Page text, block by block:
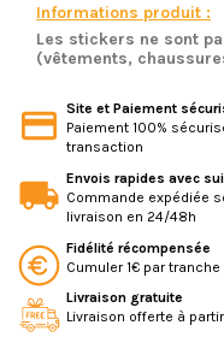
Informations produit :
Les stickers ne sont
(vêtements,
Site et Paiement
Paiement 100%
transaction
Envois rapides avec
Commande expédiée
livraison en 24/48h
Fidélité récompensée
Cumuler 1€ par tranche
Livraison gratuite
Livraison offerte à